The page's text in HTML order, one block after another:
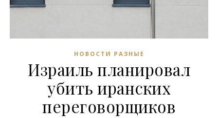
НОВОСТИ РАЗНЫЕ
Израиль планировал
убить иранских
переговорщиков